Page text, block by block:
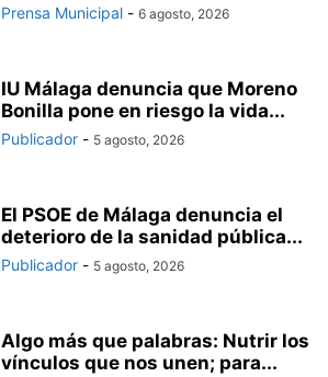
Prensa Municipal - 6 agosto, 2026
IU Málaga denuncia que Moreno
Bonilla pone en riesgo la vida...
Publicador - 5 agosto, 2026
El PSOE de Málaga denuncia el
deterioro de la sanidad pública...
Publicador - 5 agosto, 2026
Algo más que palabras: Nutrir los
vínculos que nos unen; para...